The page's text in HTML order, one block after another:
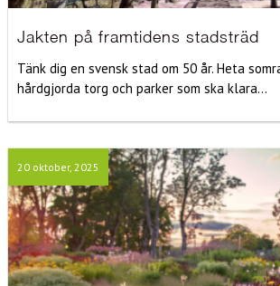
Jakten på framtidens stadsträd
Tänk dig en svensk stad om 50 år. Heta
hårdgjorda torg och parker som ska klara...
20 oktober, 2025